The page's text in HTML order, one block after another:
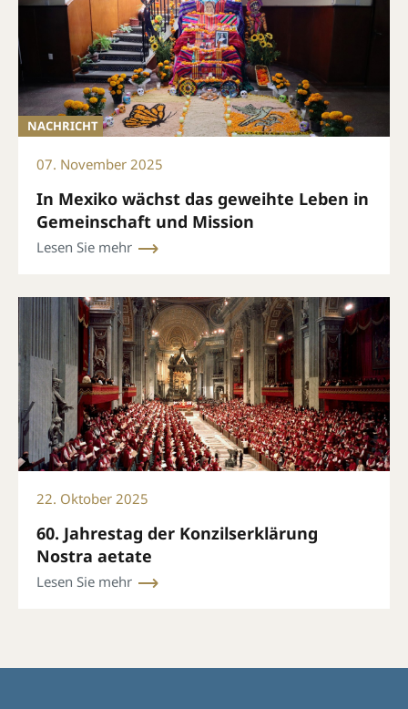
NACHRICHT
07. November 2025
In Mexiko wächst das geweihte Leben in
Gemeinschaft und Mission
Lesen Sie mehr
22. Oktober 2025
60. Jahrestag der Konzilserklärung
Nostra aetate
Lesen Sie mehr